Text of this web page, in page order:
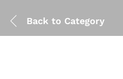
Back to Category